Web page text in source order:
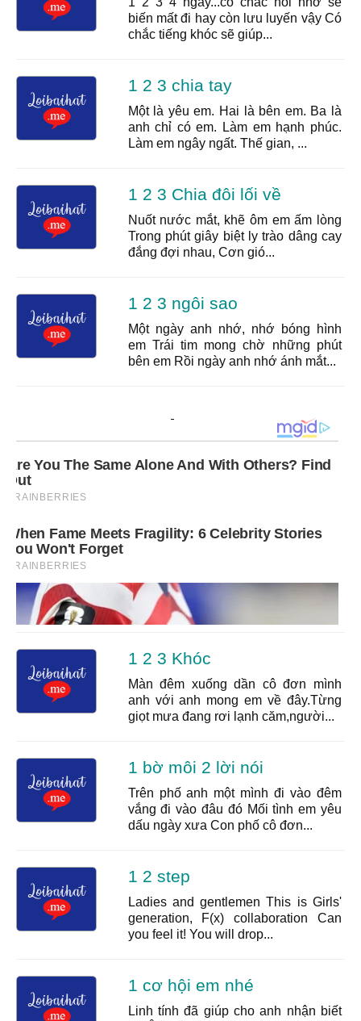
biến mất đi hay còn lưu luyến vậy Có
chắc tiếng khóc sẽ giúp...
1 2 3 chia tay
Một là yêu em. Hai là bên em. Ba là
anh chỉ có em. Làm em hạnh phúc.
Làm em ngây ngất. Thế gian, ...
1 2 3 Chia đôi lối về
Nuốt nước mắt, khẽ ôm em ấm lòng
Trong phút giây biệt ly trào dâng cay
đắng đợi nhau, Cơn gió...
1 2 3 ngôi sao
Một ngày anh nhớ, nhớ bóng hình
em Trái tim mong chờ những phút
bên em Rồi ngày anh nhớ ánh mắt...
1 2 3 Khóc
Màn đêm xuống dần cô đơn mình
anh với anh mong em về đây.Từng
giọt mưa đang rơi lạnh căm,người...
1 bờ môi 2 lời nói
Trên phố anh một mình đi vào đêm
vắng đi vào đâu đó Mối tình em yêu
dấu ngày xưa Con phố cô đơn...
1 2 step
Ladies and gentlemen This is Girls'
generation, F(x) collaboration Can
you feel it! You will drop...
1 cơ hội em nhé
Linh tính đã giúp cho anh nhận biết